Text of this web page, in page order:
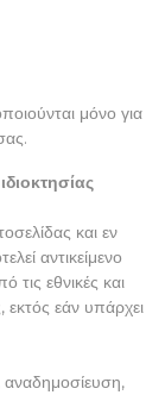
μόνο για
και εν
αντικείμενο
τις εθνικές και
εκτός εάν υπάρχει